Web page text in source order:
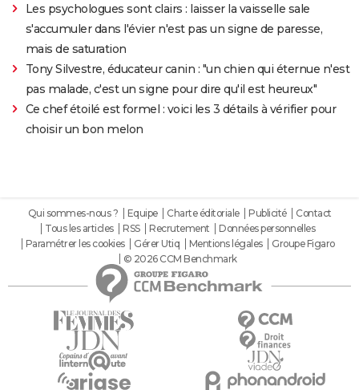
Les psychologues sont clairs : laisser la vaisselle sale
s'accumuler dans l'évier n'est pas un signe de paresse,
mais de saturation
Tony Silvestre, éducateur canin : "un chien qui éternue n'est
pas malade, c'est un signe pour dire qu'il est heureux"
Ce chef étoilé est formel : voici les 3 détails à vérifier pour
choisir un bon melon
Qui sommes-nous ? Equipe Charte éditoriale Publicité
Contact
Tous les articles
RSS Recrutement
Données personnelles
Paramétrer les cookies
Gérer Utiq Mentions légales
Groupe Figaro
© 2026 CCM Benchmark